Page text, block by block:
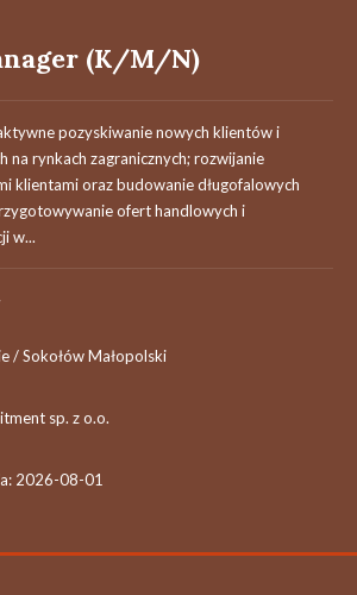
(K/M/N)
pozyskiwanie nowych klientów i
na rynkach zagranicznych; rozwijanie
klientami oraz budowanie długofalowych
ofert handlowych i
w...
/ Sokołów Małopolski
sp. z o.o.
2026-08-01